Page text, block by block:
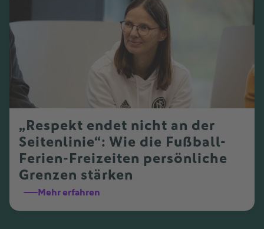
„Respekt endet nicht an der
Seitenlinie“: Wie die Fußball-
Ferien-Freizeiten persönliche
Grenzen stärken
Mehr erfahren